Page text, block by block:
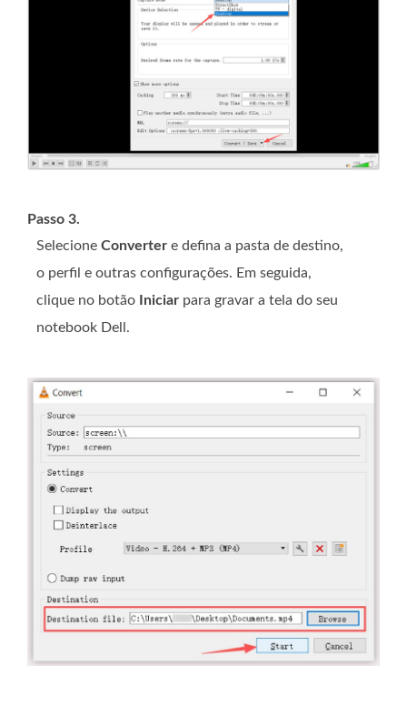
Passo 3.
Selecione Converter e defina a pasta de destino,
o perfil e outras configurações. Em seguida,
clique no botão
Iniciar para gravar a tela do seu
notebook Dell.